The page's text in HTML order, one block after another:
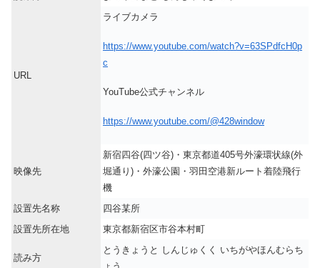
URL
ライブカメラ
https://www.youtube.com/watch?v=63SPdfcH0p
c
YouTube公式チャンネル
https://www.youtube.com/@428window
映像先
新宿四谷(四ツ谷)・東京都道405号外濠環状線(外
堀通り)・外濠公園・羽田空港新ルート着陸飛行
機
設置先名称
四谷某所
設置先所在地
東京都新宿区市谷本村町
読み方
とうきょうと しんじゅくく いちがやほんむらち